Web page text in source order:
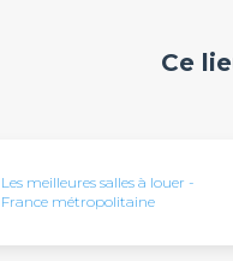
Ce
Les meilleures salles à louer -
France métropolitaine